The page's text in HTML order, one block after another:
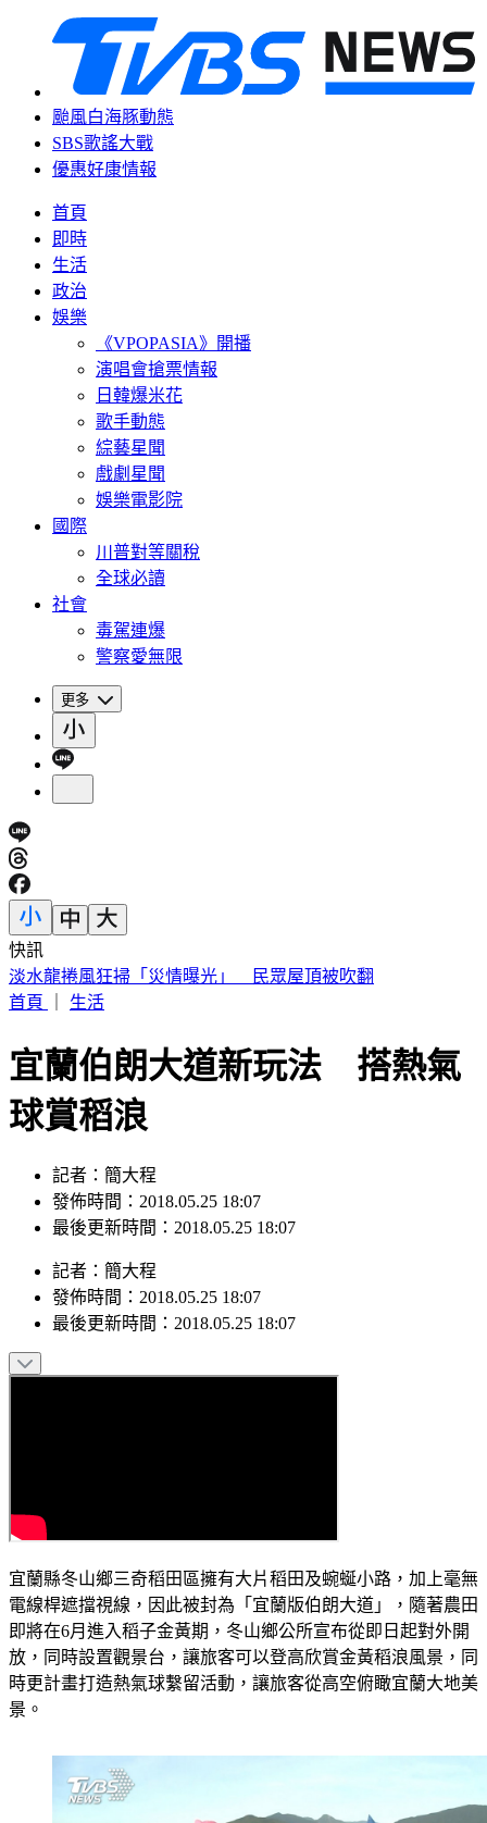
颱風白海豚動態
SBS歌謠大戰
優惠好康情報
首頁
即時
生活
政治
娛樂
《VPOPASIA》開播
演唱會搶票情報
日韓爆米花
歌手動態
綜藝星聞
戲劇星聞
娛樂電影院
國際
川普對等關稅
全球必讀
社會
毒駕連爆
警察愛無限
更多
快訊
第7家出包！翰霖苦茶油致癌物「苯駢芘」超標 百瓶已流出
首頁
生活
宜蘭伯朗大道新玩法 搭熱氣
球賞稻浪
記者：簡大程
發佈時間：2018.05.25 18:07
最後更新時間：2018.05.25 18:07
記者 ： 簡大程
發佈時間： 2018.05.25 18:07
最後更新時間： 2018.05.25 18:07
宜蘭縣冬山鄉三奇稻田區擁有大片稻田及蜿蜒小路，加上毫無
電線桿遮擋視線，因此被封為「宜蘭版伯朗大道」，隨著農田
即將在6月進入稻子金黃期，冬山鄉公所宣布從即日起對外開
放，同時設置觀景台，讓旅客可以登高欣賞金黃稻浪風景，同
時更計畫打造熱氣球繫留活動，讓旅客從高空俯瞰宜蘭大地美
景。